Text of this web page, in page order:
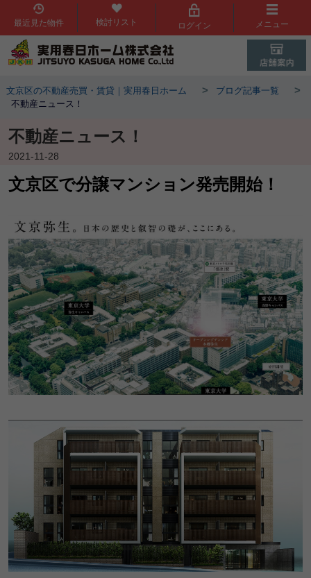
最近見た物件 検討リスト ログイン メニュー
文京区の不動産売買・賃貸｜実用春日ホーム > ブログ記事一覧 >
不動産ニュース！
不動産ニュース！
2021-11-28
文京区で分譲マンション発売開始！